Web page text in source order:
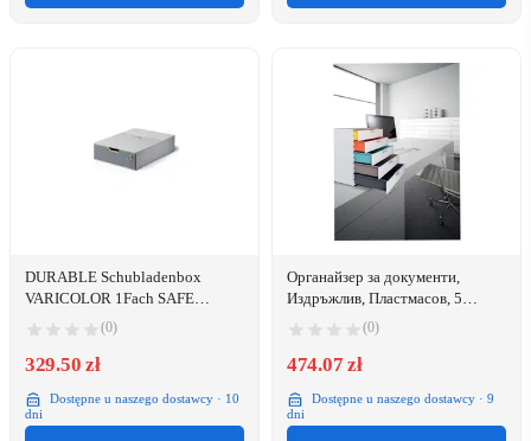
DURABLE Schubladenbox
VARICOLOR 1Fach SAFE
Schloss mehrfbg
(0)
329.50 zł
Dostępne u naszego dostawcy · 10
dni
Органайзер за документи,
Издръжлив, Пластмасов, 5
чекмеджета, Бял
(0)
474.07 zł
Dostępne u naszego dostawcy · 9
dni